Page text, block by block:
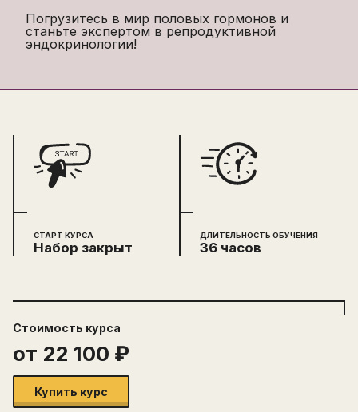
Погрузитесь в мир половых гормонов и
станьте экспертом в репродуктивной
эндокринологии!
СТАРТ КУРСА
Набор закрыт
ДЛИТЕЛЬНОСТЬ ОБУЧЕНИЯ
36 часов
Стоимость курса
от 22 100 ₽
Купить курс